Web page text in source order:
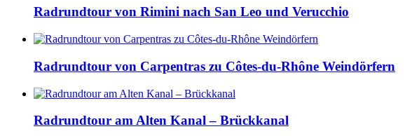
Radrundtour von Rimini nach San Leo und Verucchio
Radrundtour von Carpentras zu Côtes-du-Rhône Weindörfern
Radrundtour am Alten Kanal – Brückkanal